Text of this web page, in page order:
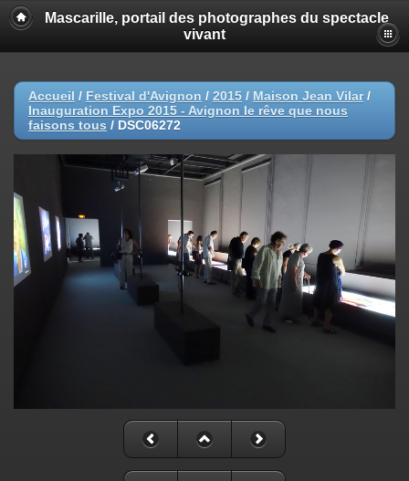
Mascarille, portail des photographes du spectacle
vivant
Accueil / Festival d'Avignon / 2015 / Maison Jean Vilar/
Inauguration Expo 2015 - Avignon le rêve que nous
faisons tous / DSC06272